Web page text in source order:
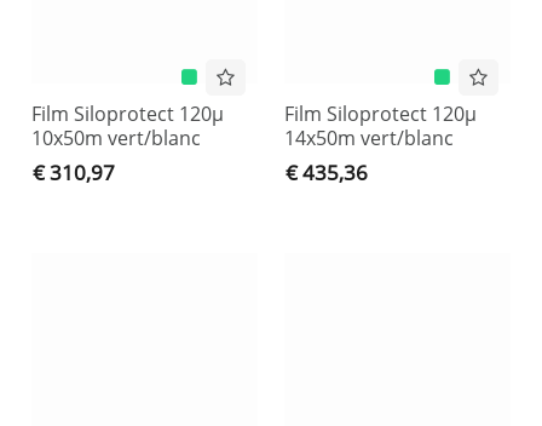
Film Siloprotect 120µ
10x50m vert/blanc
€ 310,97
Film Siloprotect 120µ
14x50m vert/blanc
€ 435,36